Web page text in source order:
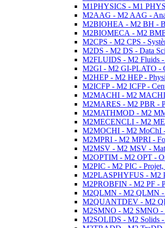
M1PHYSICS - M1
M2AAG - M2 AAG -
M2BIOHEA - M2 BH -
M2BIOMECA - M2
M2CPS - M2 CPS -
M2DS - M2 DS - Data
M2FLUIDS - M2 Fluids -
M2GI - M2 GI-PLATO -
M2HEP - M2 HEP -
M2ICFP - M2 ICFP -
M2MACHI - M2 MACHI
M2MARES - M2 PBR -
M2MATHMOD - M2
M2MECENCLI - M2
M2MOCHI - M2 MoChI
M2MPRI - M2 MPRI -
M2MSV - M2 MSV -
M2OPTIM - M2 OPT -
M2PIC - M2 PIC -
M2PLASPHYFUS - M2
M2PROBFIN - M2 PF -
M2QLMN - M2 QLMN -
M2QUANTDEV - M2
M2SMNO - M2 SMNO -
M2SOLIDS - M2 Solids -